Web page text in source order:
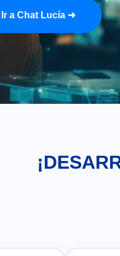
Ir a Chat Lucía ➜